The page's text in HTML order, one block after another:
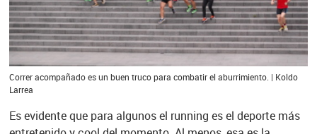
Correr acompañado es un buen truco para combatir el aburrimiento. | Koldo
Larrea
Es evidente que para algunos el running es el deporte más